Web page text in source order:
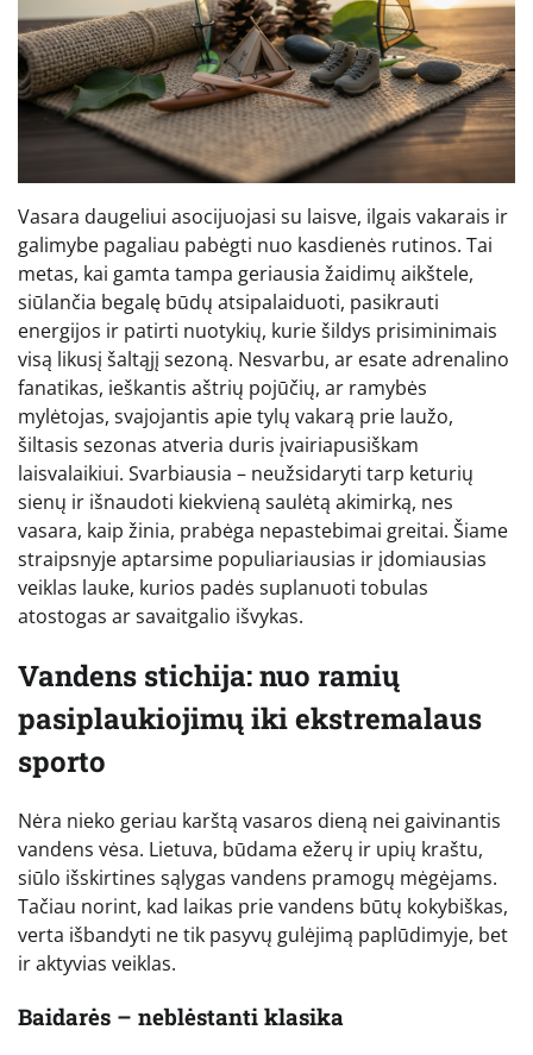
Vasara daugeliui asocijuojasi su laisve, ilgais vakarais ir
galimybe pagaliau pabėgti nuo kasdienės rutinos. Tai
metas, kai gamta tampa geriausia žaidimų aikštele,
siūlančia begalę būdų atsipalaiduoti, pasikrauti
energijos ir patirti nuotykių, kurie šildys prisiminimais
visą likusį šaltąjį sezoną. Nesvarbu, ar esate adrenalino
fanatikas, ieškantis aštrių pojūčių, ar ramybės
mylėtojas, svajojantis apie tylų vakarą prie laužo,
šiltasis sezonas atveria duris įvairiapusiškam
laisvalaikiui. Svarbiausia – neužsidaryti tarp keturių
sienų ir išnaudoti kiekvieną saulėtą akimirką, nes
vasara, kaip žinia, prabėga nepastebimai greitai. Šiame
straipsnyje aptarsime populiariausias ir įdomiausias
veiklas lauke, kurios padės suplanuoti tobulas
atostogas ar savaitgalio išvykas.
Vandens stichija: nuo ramių
pasiplaukiojimų iki ekstremalaus
sporto
Nėra nieko geriau karštą vasaros dieną nei gaivinantis
vandens vėsa. Lietuva, būdama ežerų ir upių kraštu,
siūlo išskirtines sąlygas vandens pramogų mėgėjams.
Tačiau norint, kad laikas prie vandens būtų kokybiškas,
verta išbandyti ne tik pasyvų gulėjimą paplūdimyje, bet
ir aktyvias veiklas.
Baidarės – neblėstanti klasika